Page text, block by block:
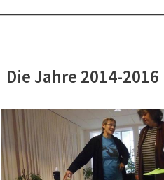
Die Jahre 2014-